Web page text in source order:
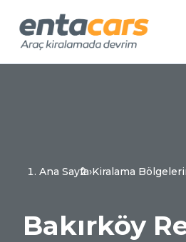
Ana Sayfa›Kiralama
Bakırköy